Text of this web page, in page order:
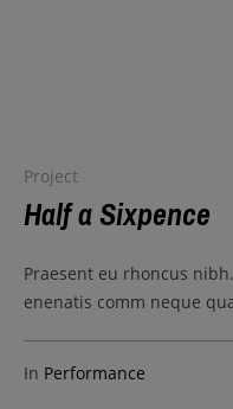
Project
Half a Sixpence
Praesent eu rhoncus
enenatis comm neque
In Performance